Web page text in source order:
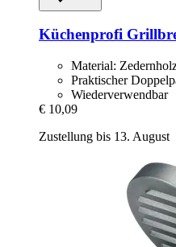
Küchenprofi
Material:
Praktischer
Wiederverwendbar
€ 10,09
Zustellung bis 13. August